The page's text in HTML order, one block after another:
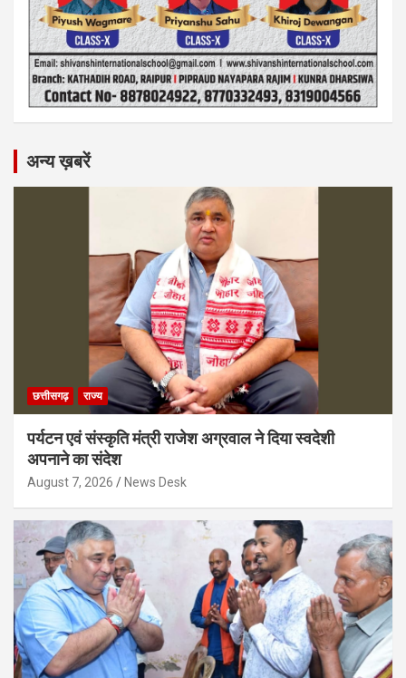
अन्य ख़बरें
छत्तीसगढ़ राज्य
पर्यटन एवं संस्कृति मंत्री राजेश अग्रवाल ने दिया स्वदेशी
अपनाने का संदेश
August 7, 2026 News Desk